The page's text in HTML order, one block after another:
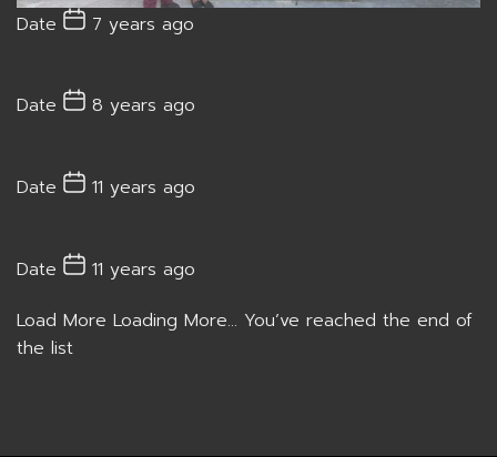
Date 7 years ago
Date 8 years ago
Date 11 years ago
Date
11 years ago
Load More Loading More... You’ve reached the end of
the list